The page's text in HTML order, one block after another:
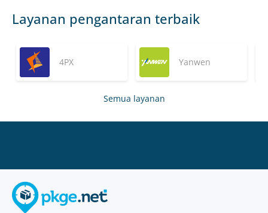
Layanan pengantaran terbaik
4PX Yanwen
Semua layanan